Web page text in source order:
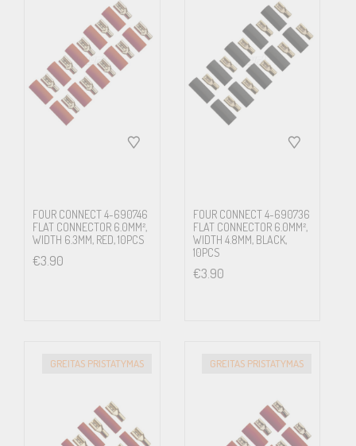
FOUR CONNECT 4-690746
FLAT CONNECTOR 6.0MM²,
WIDTH 6.3MM, RED, 10PCS
€3.90
FOUR CONNECT 4-690736
FLAT CONNECTOR 6.0MM²,
WIDTH 4.8MM, BLACK,
10PCS
€3.90
GREITAS PRISTATYMAS GREITAS PRISTATYMAS